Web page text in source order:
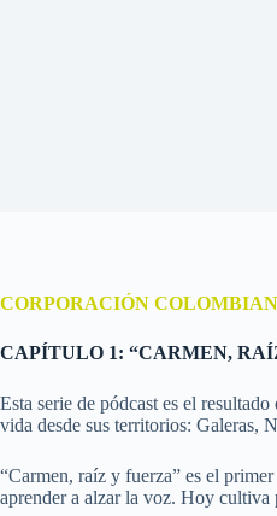
CORPORACIÓN
CAPÍTULO 1: “CARMEN,
Esta serie de pódcast es el
vida desde sus territorios: Galeras,
“Carmen, raíz y fuerza” es el
aprender a alzar la voz. Hoy cultiva